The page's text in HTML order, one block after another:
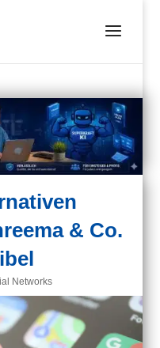
& Co.
Networks